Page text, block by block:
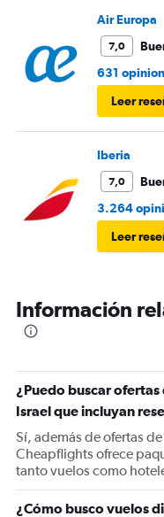
transferencia en el
Air Europa
7,0
631
Leer
Iberia
7,0
3.264
Leer
Información
¿Puedo buscar
Israel que incluyan
Sí, además de ofertas
Cheapflights ofrece
tanto vuelos como
¿Cómo busco vuelos